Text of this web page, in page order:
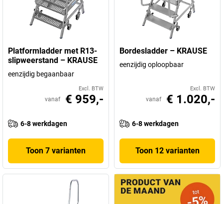
Platformladder met R13-
slipweerstand – KRAUSE
eenzijdig begaanbaar
Excl. BTW
vanaf € 959,-
6-8 werkdagen
Toon 7 varianten
Bordesladder – KRAUSE
eenzijdig oploopbaar
Excl. BTW
vanaf € 1.020,-
6-8 werkdagen
Toon 12 varianten